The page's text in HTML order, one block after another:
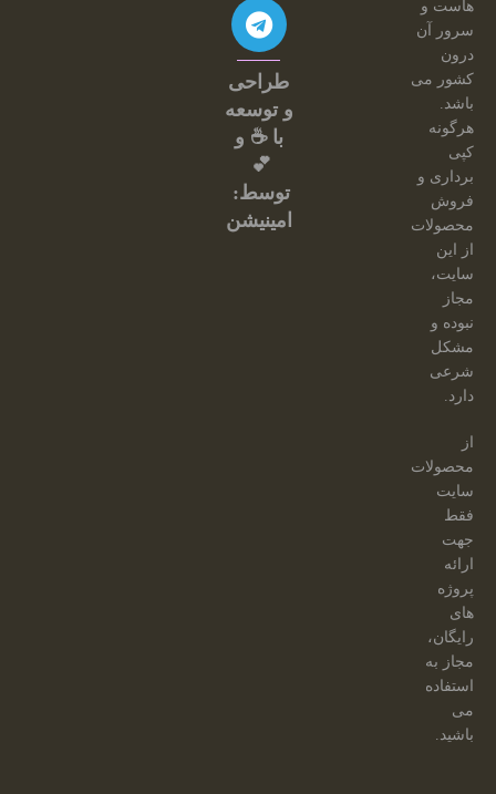
هاست و
سرور آن
درون
کشور می
باشد.
هرگونه
کپی
برداری و
فروش
محصولات
از این
سایت،
مجاز
نبوده و
مشکل
شرعی
دارد.
از
محصولات
سایت
فقط
جهت
ارائه
پروژه
های
رایگان،
مجاز به
استفاده
می
باشید.
طراحی
و توسعه
با ☕ و
💕
توسط:
امینیشن